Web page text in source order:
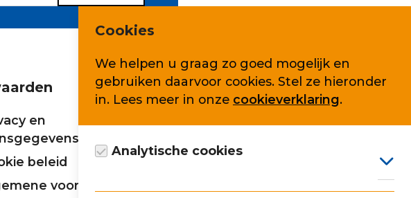
en
beleid
voorwaarden
Volg ons ook op
Cookies
We helpen u graag zo goed mogelijk en
gebruiken daarvoor cookies. Stel ze hieronder
in. Lees meer in onze cookieverklaring.
Analytische cookies
Google Analytics cookie, anoniem gegevens